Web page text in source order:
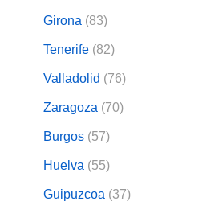
Girona (83)
Tenerife (82)
Valladolid (76)
Zaragoza (70)
Burgos (57)
Huelva (55)
Guipuzcoa (37)